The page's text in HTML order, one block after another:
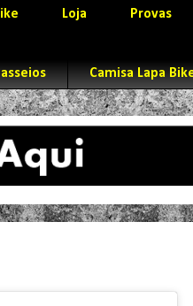
Loja Provas
Camisa Lapa